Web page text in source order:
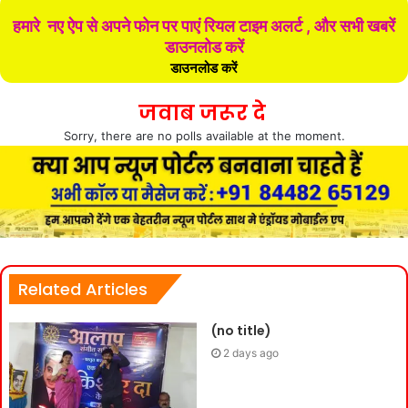
हमारे नए ऐप से अपने फोन पर पाएं रियल टाइम अलर्ट , और सभी खबरें
डाउनलोड करें
डाउनलोड करें
जवाब जरूर दे
Sorry, there are no polls available at the moment.
Related Articles
(no title)
2 days ago